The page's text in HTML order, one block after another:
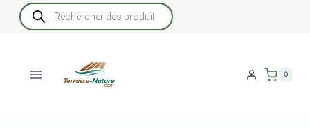
Recherche
de
produits
0